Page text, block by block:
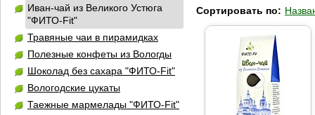
Иван-чай из Великого Устюга
"ФИТО-Fit"
Травяные чаи в пирамидках
Полезные конфеты из Вологды
Шоколад без сахара "ФИТО-Fit"
Вологодские цукаты
Таежные мармелады "ФИТО-Fit"
Сортировать по: